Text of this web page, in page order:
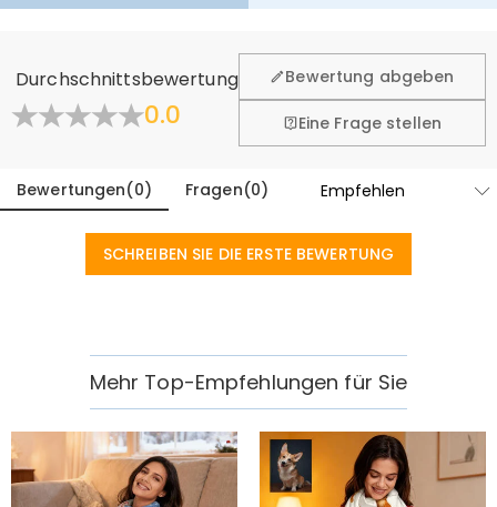
fühlen. Deshalb bieten wir Ihnen 60 Tage Rückgaberecht.
Durchschnittsbewertung
0.0
Bewertung abgeben
Eine Frage stellen
Bewertungen(0) Fragen(0)
SCHREIBEN SIE DIE ERSTE BEWERTUNG
Mehr Top-Empfehlungen für Sie